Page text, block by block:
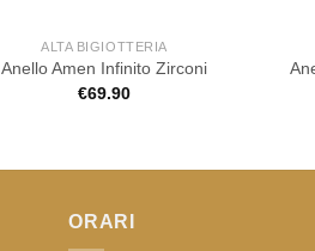
ALTA BIGIOTTERIA
Anello Amen Infinito Zirconi
€69.90
ORARI